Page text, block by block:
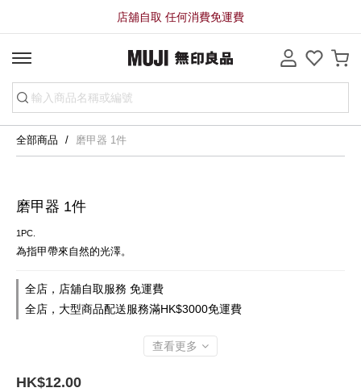
店舖自取 任何消費免運費
全部商品 磨甲器 1件
磨甲器 1件
1PC.
為指甲帶來自然的光澤。
全店，店舖自取服務 免運費
全店，大型商品配送服務滿HK$3000免運費
查看更多
HK$12.00